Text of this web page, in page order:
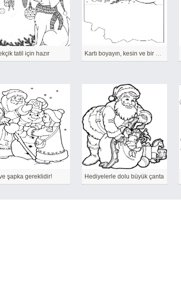
tatil için hazır Kartı boyayın, kesin ve bir arkadaşınıza verin!
şapka gereklidir! Hediyelerle dolu büyük çanta